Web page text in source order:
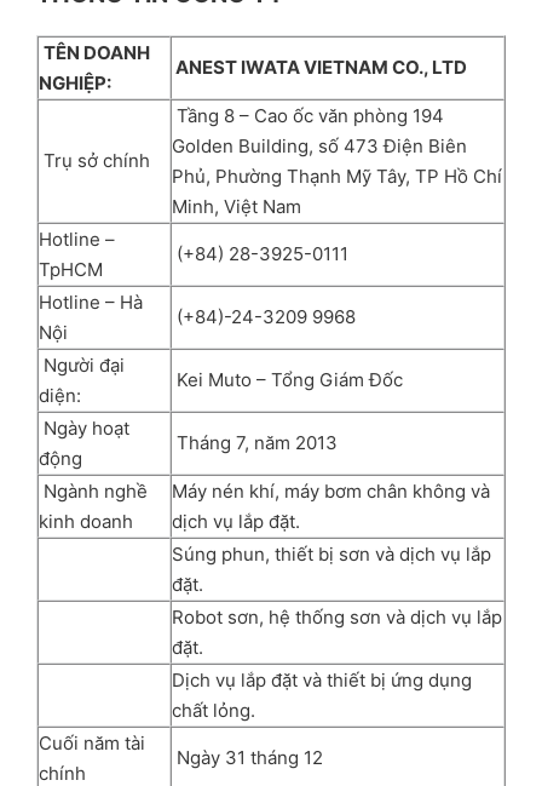
TÊN DOANH
NGHIỆP:
ANEST IWATA VIETNAM CO., LTD
Trụ sở chính
Tầng 8 – Cao ốc văn phòng 194
Golden Building, số 473 Điện Biên
Phủ, Phường Thạnh Mỹ Tây, TP Hồ Chí
Minh, Việt Nam
Hotline –
TpHCM
(+84) 28-3925-0111
Hotline – Hà
Nội
(+84)-24-3209 9968
Người đại
diện:
Kei Muto – Tổng Giám Đốc
Ngày hoạt
động
Tháng 7, năm 2013
Ngành nghề
kinh doanh
Máy nén khí, máy bơm chân không và
dịch vụ lắp đặt.
Súng phun, thiết bị sơn và dịch vụ lắp
đặt.
Robot sơn, hệ thống sơn và dịch vụ lắp
đặt.
Dịch vụ lắp đặt và thiết bị ứng dụng
chất lỏng.
Cuối năm tài
chính
Ngày 31 tháng 12